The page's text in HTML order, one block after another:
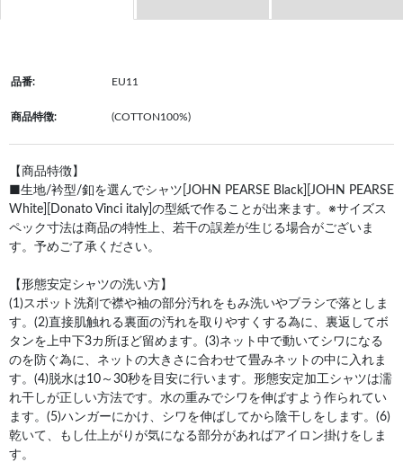
品番: EU11
商品特徴: (COTTON100%)
【商品特徴】
■生地/衿型/釦を選んでシャツ[JOHN PEARSE Black][JOHN PEARSE
White][Donato Vinci italy]の型紙で作ることが出来ます。※サイズス
ペック寸法は商品の特性上、若干の誤差が生じる場合がございま
す。予めご了承ください。
【形態安定シャツの洗い方】
(1)スポット洗剤で襟や袖の部分汚れをもみ洗いやブラシで落としま
す。(2)直接肌触れる裏面の汚れを取りやすくする為に、裏返してボ
タンを上中下3カ所ほど留めます。(3)ネット中で動いてシワになる
のを防ぐ為に、ネットの大きさに合わせて畳みネットの中に入れま
す。(4)脱水は10～30秒を目安に行います。形態安定加工シャツは濡
れ干しが正しい方法です。水の重みでシワを伸ばすよう作られてい
ます。(5)ハンガーにかけ、シワを伸ばしてから陰干しをします。(6)
乾いて、もし仕上がりが気になる部分があればアイロン掛けをしま
す。